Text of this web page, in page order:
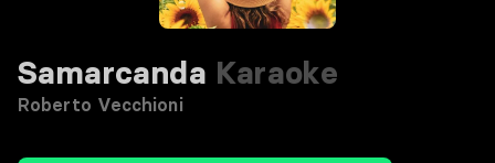
Samarcanda Karaoke
Roberto Vecchioni